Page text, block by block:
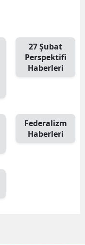
27 Şubat
Perspektifi
Haberleri
Federalizm
Haberleri